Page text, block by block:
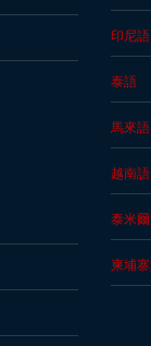
印尼語
泰語
馬來語
越南語
泰米
柬埔